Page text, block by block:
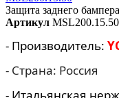
Защита заднего
Артикул MSL200.15.50
- Производитель:
- Страна: Россия
- Итальянская